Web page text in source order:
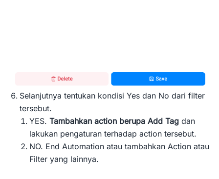
Selanjutnya tentukan kondisi Yes dan No dari filter
tersebut.
YES. Tambahkan action berupa Add Tag dan
lakukan pengaturan terhadap action tersebut.
NO. End Automation atau tambahkan Action atau
Filter yang lainnya.